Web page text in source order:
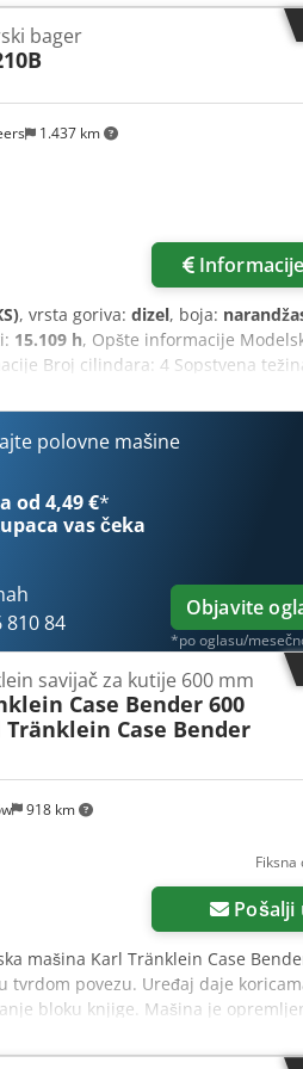
1.437 km
bager
, vrsta goriva: dizel, boja:
15.109 h, Opšte informacije
Broj cilindara: 4 Sopstvena
Ndspfx Acfsha Stanje Tehničko
Cena: Na upit Garancija
- 80% stanja guseničnog podvozja
kanala - Opcionalno sa
polovne mašine
od 4,49 €*
vas čeka
810 84
Objavite
*po oglasu/
918 km
savijač za kutije 600 mm
Case Bender 600
Tränklein Case Bender
Fiksna
Pošalji
mašina Karl Tränklein Case
povezu. Uređaj daje
bloku knjige. Mašina je
debljinama korica. Čvrsta, livena
podaci: Csdpfxoziwnbj